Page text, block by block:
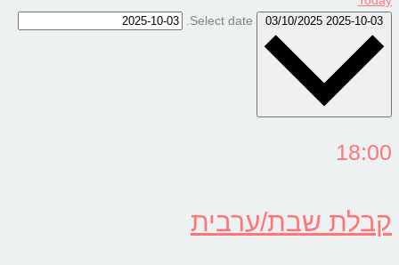
2025-10-03
03/10/2025
Select date.
18:00
קבלת שבת/ערבית